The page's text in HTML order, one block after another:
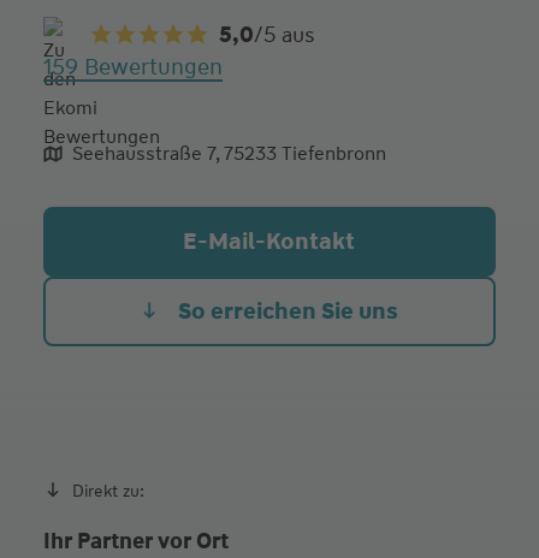
5,0/5 aus
159 Bewertungen
aliqua culpa cillum ullamco
Seehausstraße 7, 75233 Tiefenbronn
E-Mail-Kontakt
So erreichen Sie uns
Direkt zu:
Ihr Partner vor Ort